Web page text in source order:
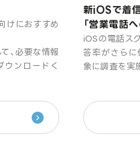
けにおすすめ
、必要な情報
ウンロードく
新iOSで着
「営業電話
iOSの電話ス
答率がさらに
象に調査を実